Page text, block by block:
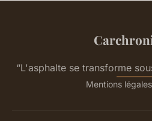
“L'asphalte se transforme
Mentions légales